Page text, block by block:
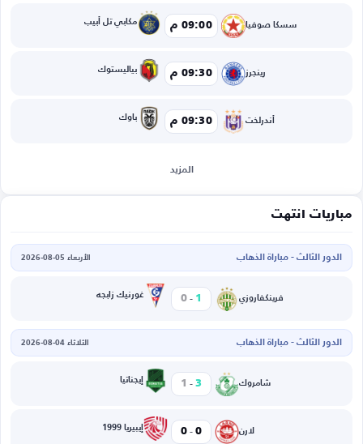
سسكا صوفيا 09:00 م مكابي تل أبيب
رينجرز 09:30 م بياليستوك
أندرلخت 09:30 م باوك
المزيد
مباريات انتهت
الدور الثالث - مباراة الذهاب الأربعاء 05-08-2026
فرينكفاروزي 1
-
0 غورنيك زابجه
الدور الثالث - مباراة الذهاب الثلاثاء 04-08-2026
شامروك 3
-
1 إيجناتيا
لارن 0
-
0 إيبيريا 1999